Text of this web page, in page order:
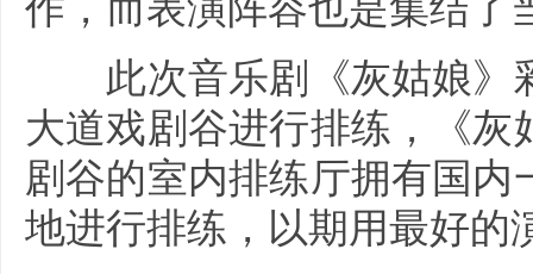
作，而表演阵容也是集结了
此次音乐剧《灰姑娘》
大道戏剧谷进行排练，《
剧谷的室内排练厅拥有国
地进行排练，以期用最好的